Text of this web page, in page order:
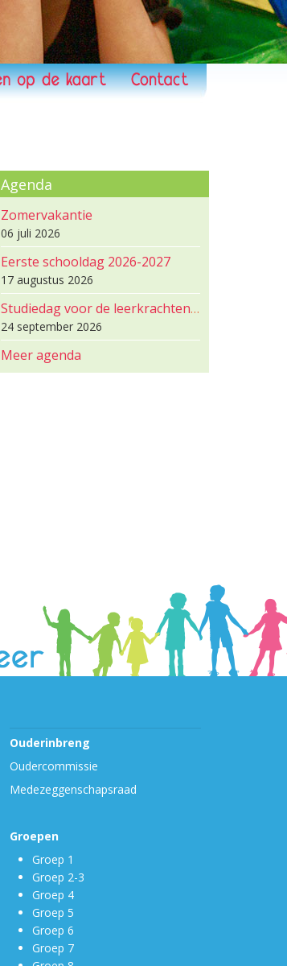
Agenda
Zomervakantie
06 juli 2026
Eerste schooldag 2026-2027
17 augustus 2026
Studiedag voor de leerkrachten en de leerlingen zijn vrij
24 september 2026
Meer agenda
Ouderinbreng
Oudercommissie
Medezeggenschapsraad
Groepen
Groep 1
Groep 2-3
Groep 4
Groep 5
Groep 6
Groep 7